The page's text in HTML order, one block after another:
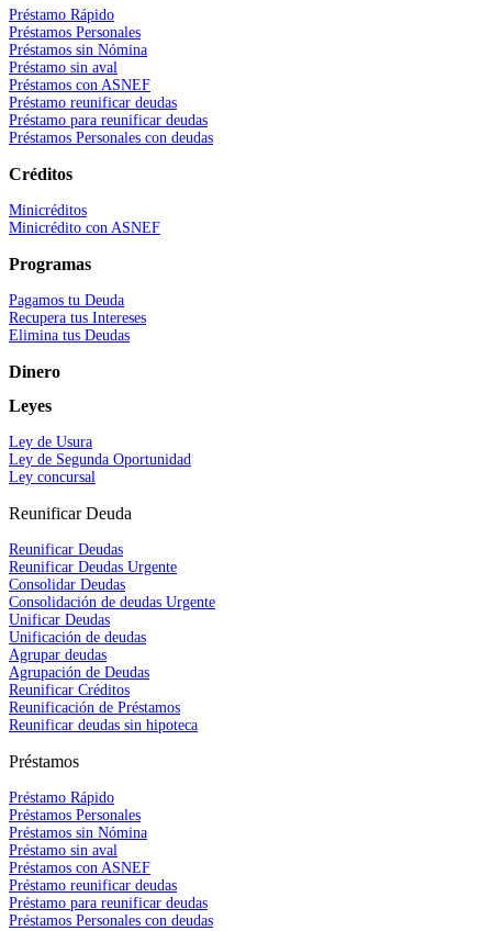
Préstamo Rápido
Préstamos Personales
Préstamos sin Nómina
Préstamo sin aval
Préstamos con ASNEF
Préstamo reunificar deudas
Préstamo para reunificar deudas
Préstamos Personales con deudas
Créditos
Minicréditos
Minicrédito con ASNEF
Programas
Pagamos tu Deuda
Recupera tus Intereses
Elimina tus Deudas
Dinero
Leyes
Ley de Usura
Ley de Segunda Oportunidad
Ley concursal
Reunificar Deuda
Reunificar Deudas
Reunificar Deudas Urgente
Consolidar Deudas
Consolidación de deudas Urgente
Unificar Deudas
Unificación de deudas
Agrupar deudas
Agrupación de Deudas
Reunificar Créditos
Reunificación de Préstamos
Reunificar deudas sin hipoteca
Préstamos
Préstamo Rápido
Préstamos Personales
Préstamos sin Nómina
Préstamo sin aval
Préstamos con ASNEF
Préstamo reunificar deudas
Préstamo para reunificar deudas
Préstamos Personales con deudas